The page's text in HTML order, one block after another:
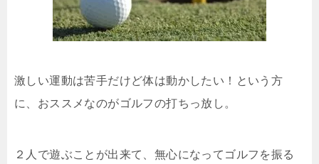
激しい運動は苦手だけど体は動かしたい！という方
に、おススメなのがゴルフの打ちっ放し。
２人で遊ぶことが出来て、無心になってゴルフを振る